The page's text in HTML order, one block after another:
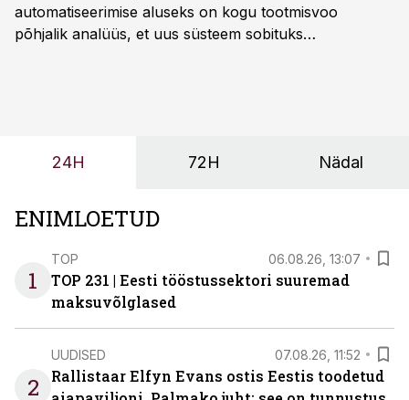
automatiseerimise aluseks on kogu tootmisvoo
põhjalik analüüs, et uus süsteem sobituks
OÜ tegevjuht Sander Mitendorf.
24H 72H Nädal
ENIMLOETUD
1
TOP 06.08.26, 13:07
TOP 231 | Eesti tööstussektori suuremad
maksuvõlglased
2
UUDISED 07.08.26, 11:52
Rallistaar Elfyn Evans ostis Eestis toodetud